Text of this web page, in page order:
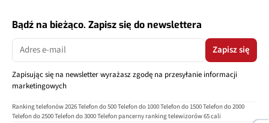
Bądź na bieżąco. Zapisz się do newslettera
Zapisz się
Zapisując się na newsletter wyrażasz zgodę na przesyłanie informacji
marketingowych
Ranking telefonów 2026Telefon do 500Telefon do 1000Telefon do 1500Telefon do 2000
Telefon do 2500Telefon do 3000Telefon pancerny ranking telewizorów 65 cali